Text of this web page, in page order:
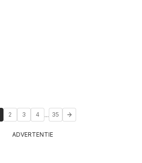
2 3 4 ... 35
ADVERTENTIE